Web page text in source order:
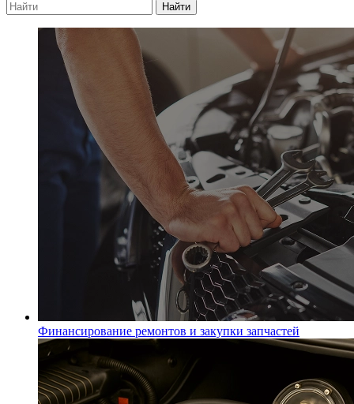
Найти
Финансирование ремонтов и закупки запчастей